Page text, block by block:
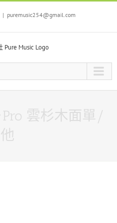
| puremusic254@gmail.com
雲杉木面單/